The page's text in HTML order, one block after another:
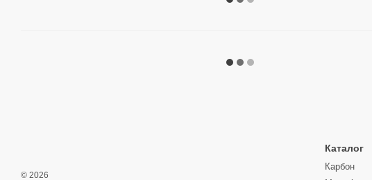
© 2026
Каталог
Карбон